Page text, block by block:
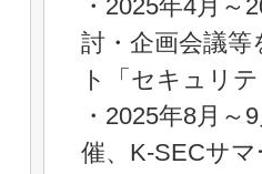
・2025年4月
討・企画会議
ト「セキュリ
・2025年8月
催、K-SECサ